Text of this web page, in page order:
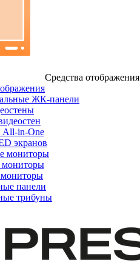
Средства отображения
ЖК-панели
All-in-One
экранов
мониторы
панели
трибуны